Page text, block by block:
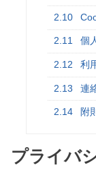
2.10
2.11 個
2.12 利
2.13 連
2.14 附則
プライバ